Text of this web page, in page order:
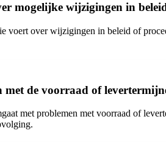
mogelijke wijzigingen in
voert over wijzigingen in beleid of
de voorraad of
met problemen met voorraad of